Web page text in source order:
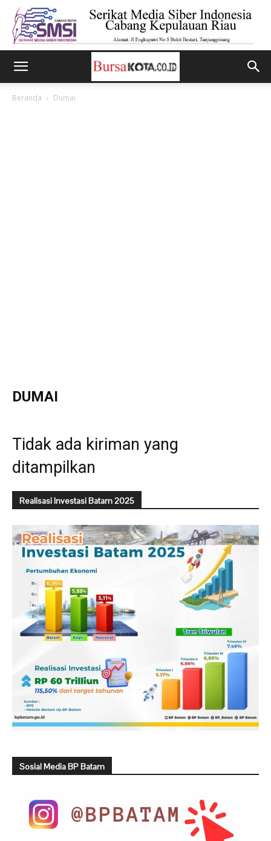
Beranda Dumai
DUMAI
Tidak ada kiriman yang
ditampilkan
Realisasi Investasi Batam 2025
Sosial Media BP Batam